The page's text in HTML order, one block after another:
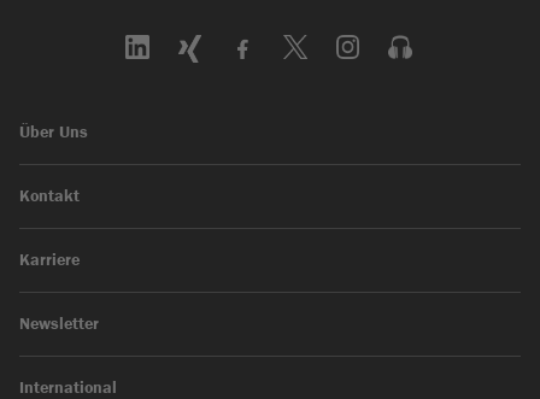
Über Uns
Kontakt
Karriere
Newsletter
International